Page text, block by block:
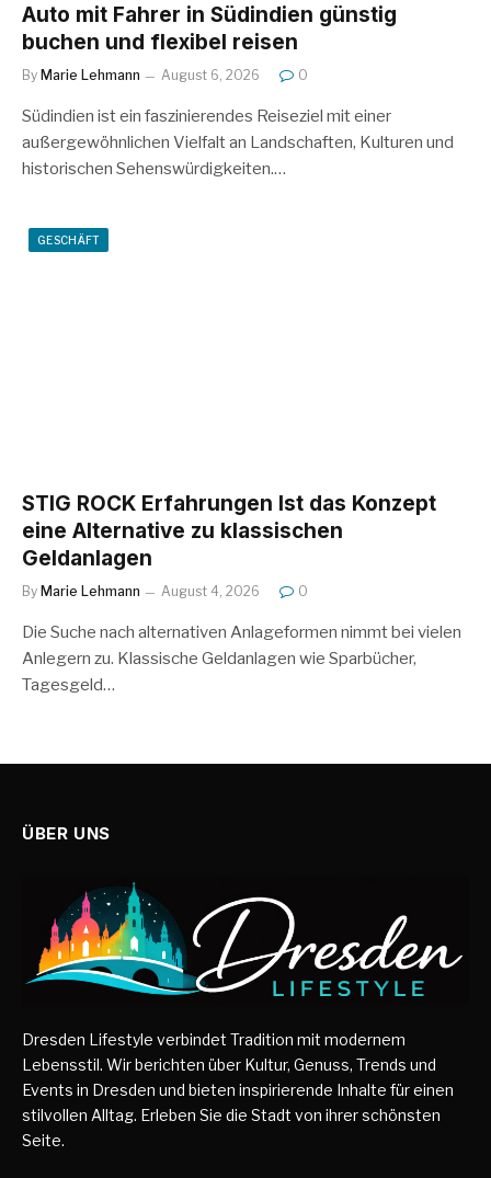
Auto mit Fahrer in Südindien günstig
buchen und flexibel reisen
By Marie Lehmann August 6, 2026 0
Südindien ist ein faszinierendes Reiseziel mit einer
außergewöhnlichen Vielfalt an Landschaften, Kulturen und
historischen Sehenswürdigkeiten.…
GESCHÄFT
STIG ROCK Erfahrungen Ist das Konzept
eine Alternative zu klassischen
Geldanlagen
By Marie Lehmann August 4, 2026 0
Die Suche nach alternativen Anlageformen nimmt bei vielen
Anlegern zu. Klassische Geldanlagen wie Sparbücher,
Tagesgeld…
ÜBER UNS
Dresden Lifestyle verbindet Tradition mit modernem
Lebensstil. Wir berichten über Kultur, Genuss, Trends und
Events in Dresden und bieten inspirierende Inhalte für einen
stilvollen Alltag. Erleben Sie die Stadt von ihrer schönsten
Seite.